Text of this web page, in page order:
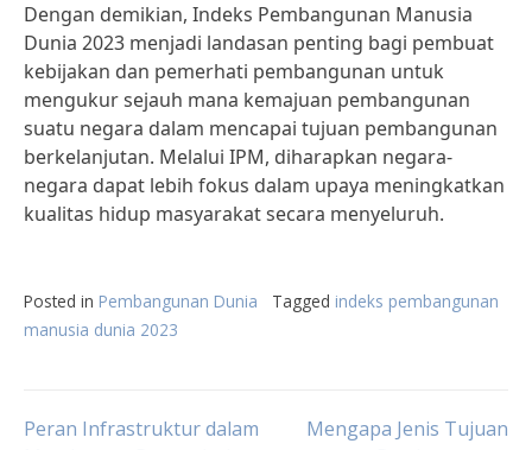
Dengan demikian, Indeks Pembangunan Manusia
Dunia 2023 menjadi landasan penting bagi pembuat
kebijakan dan pemerhati pembangunan untuk
mengukur sejauh mana kemajuan pembangunan
suatu negara dalam mencapai tujuan pembangunan
berkelanjutan. Melalui IPM, diharapkan negara-
negara dapat lebih fokus dalam upaya meningkatkan
kualitas hidup masyarakat secara menyeluruh.
Posted in Pembangunan Dunia Tagged indeks pembangunan
manusia dunia 2023
Peran Infrastruktur dalam
Mengapa Jenis Tujuan